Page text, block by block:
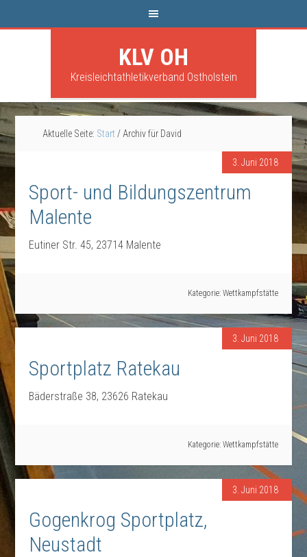
KLV OH
Kreisleichtathletikverband Ostholstein
Aktuelle Seite: Start / Archiv für David
3. Juni 2018
Sport- und Bildungszentrum
Malente
Eutiner Str. 45, 23714 Malente
Kategorie: Wettkampfstätte
3. Juni 2018
Sportplatz Ratekau
Bäderstraße 38, 23626 Ratekau
Kategorie: Wettkampfstätte
3. Juni 2018
Gogenkrog Sportplatz,
Neustadt